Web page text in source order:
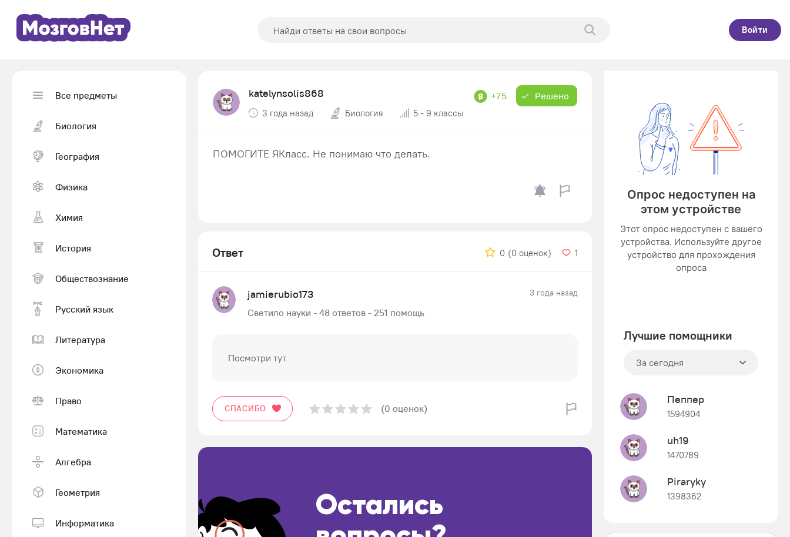
Войти
Все предметы
Биология
География
Физика
Химия
История
Обществознание
Русский язык
Литература
Экономика
Право
Математика
Алгебра
Геометрия
Информатика
katelynsolis868 +75 Решено
3 года назад Биология 5 - 9 классы
ПОМОГИТЕ ЯКласс. Не понимаю что делать.
Ответ 0 (0 оценок) 1
jamierubio173 3 года назад
Светило науки - 48 ответов - 251 помощь
Посмотри тут.
СПАСИБО (0 оценок)
Остались
Лучшие помощники
За сегодня
Пеппер
1594904
uh19
1470789
Piraryky
1398362